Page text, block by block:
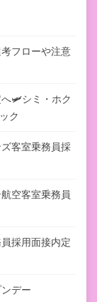
フローや注意
へ🛩シミ・ホク
ク
客室乗務員採
空客室乗務員
採用面接内定
デー